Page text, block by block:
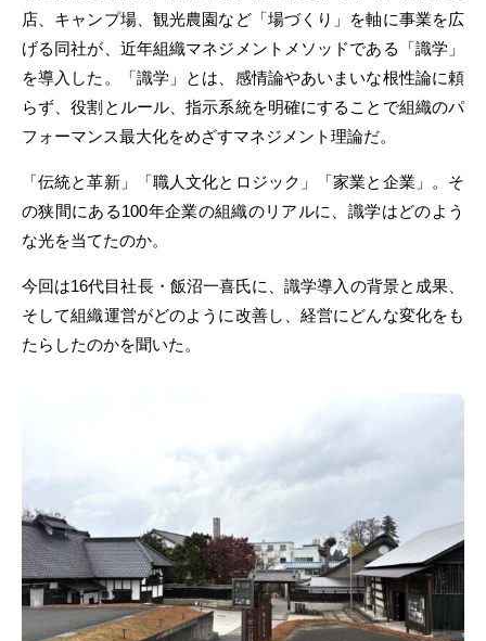
店、キャンプ場、観光農園など「場づくり」を軸に事業を広
げる同社が、近年組織マネジメントメソッドである「識学」
を導入した。「識学」とは、感情論やあいまいな根性論に頼
らず、役割とルール、指示系統を明確にすることで組織のパ
フォーマンス最大化をめざすマネジメント理論だ。
「伝統と革新」「職人文化とロジック」「家業と企業」。そ
の狭間にある100年企業の組織のリアルに、識学はどのよう
な光を当てたのか。
今回は16代目社長・飯沼一喜氏に、識学導入の背景と成果、
そして組織運営がどのように改善し、経営にどんな変化をも
たらしたのかを聞いた。